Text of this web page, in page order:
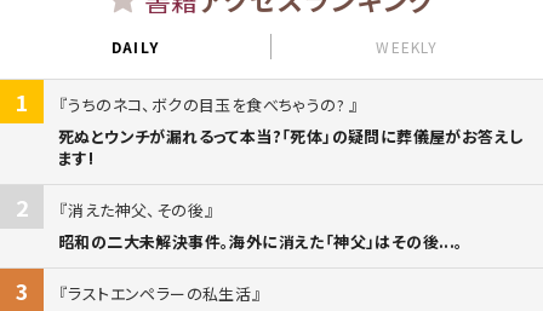
DAILY WEEKLY
1
うちのネコ、ボクの目玉を食べちゃうの?
死ぬとウンチが漏れるって本当?「死体」の疑問に葬儀屋がお答えし
ます!
2
消えた神父、その後
昭和の二大未解決事件。海外に消えた「神父」はその後...。
3
ラストエンペラーの私生活